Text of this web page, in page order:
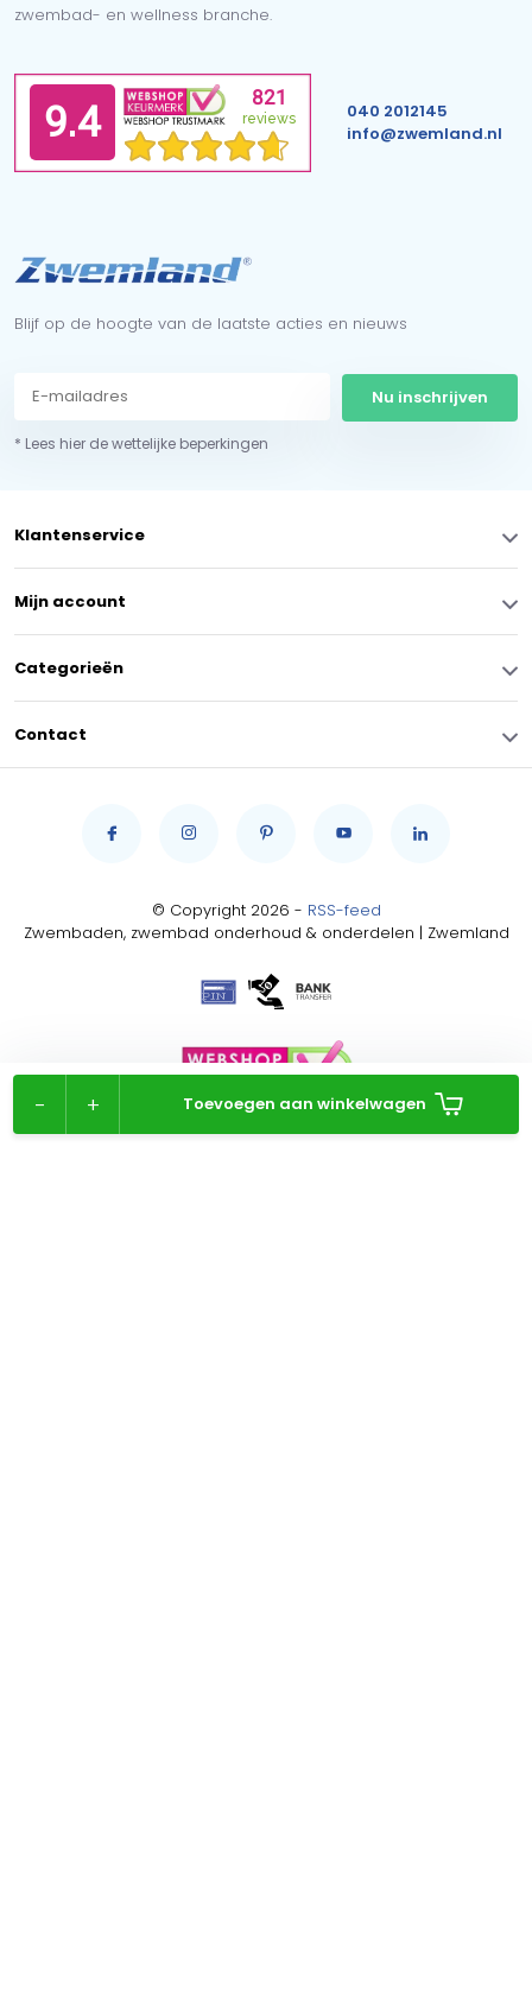
+
- Toevoegen aan winkelwagen
zwembad- en wellness branche.
040 2012145
info@zwemland.nl
Blijf op de hoogte van de laatste acties en nieuws
Nu inschrijven
* Lees hier de wettelijke beperkingen
Klantenservice
Mijn account
Categorieën
Contact
© Copyright 2026 - RSS-feed
Zwembaden, zwembad onderhoud & onderdelen | Zwemland